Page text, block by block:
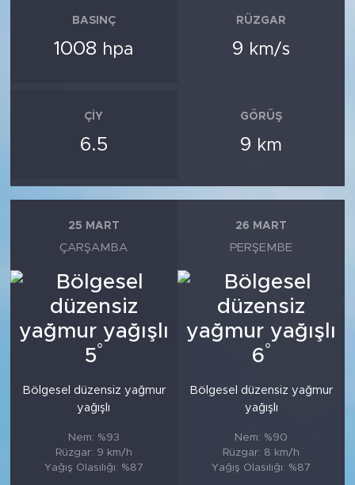
BASINÇ
1008 hpa
RÜZGAR
9 km/s
ÇIY
6.5
GÖRÜŞ
9 km
25 MART
ÇARŞAMBA
5°
Bölgesel düzensiz yağmur
yağışlı
Nem: %93
Rüzgar: 9 km/h
Yağış Olasılığı: %87
26 MART
PERŞEMBE
6°
Bölgesel düzensiz yağmur
yağışlı
Nem: %90
Rüzgar: 8 km/h
Yağış Olasılığı: %87